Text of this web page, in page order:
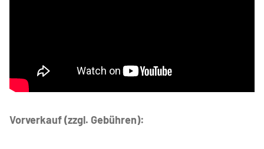
Vorverkauf (zzgl. Gebühren):